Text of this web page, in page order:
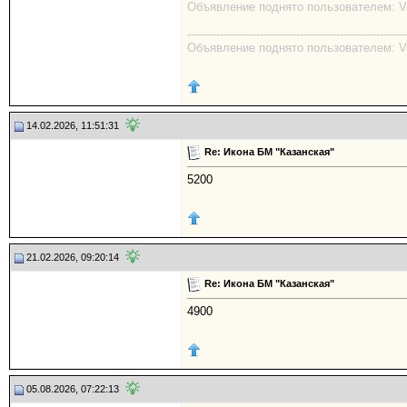
Объявление поднято пользователем:
Объявление поднято пользователем:
14.02.2026, 11:51:31
Re: Икона БМ "Казанская"
5200
21.02.2026, 09:20:14
Re: Икона БМ "Казанская"
4900
05.08.2026, 07:22:13